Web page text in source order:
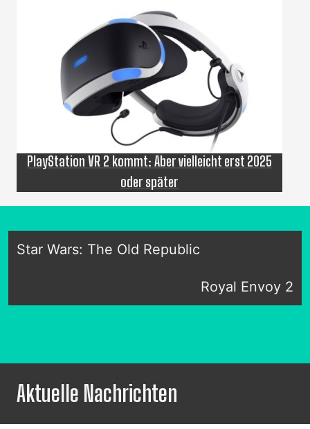
PlayStation VR 2 kommt: Aber vielleicht erst 2025
oder später
Star Wars: The Old Republic
Royal Envoy 2
Aktuelle Nachrichten